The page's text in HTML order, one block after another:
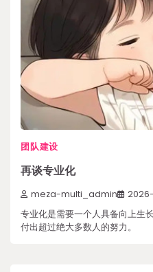
团队建设
再谈专业化
meza-multi_admin
专业化是需要一个人具备向上生
付出超过绝大多数人的努力。